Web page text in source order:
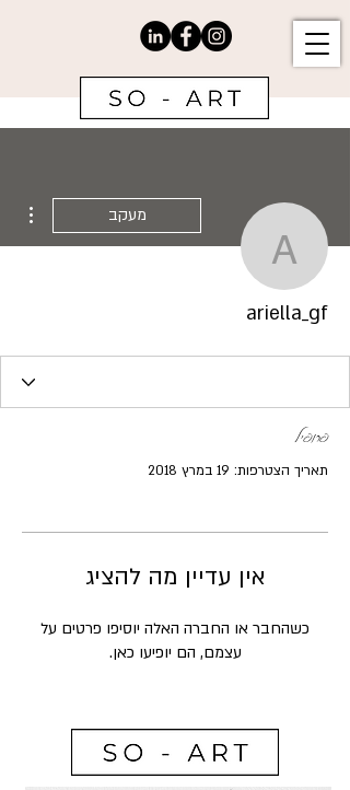
ariella_gf
מעקב
ariella_gf
פרופיל
תאריך הצטרפות: 19 במרץ 2018
אין עדיין מה להציג
כשהחבר או החברה האלה יוסיפו פרטים על
עצמם, הם יופיעו כאן.